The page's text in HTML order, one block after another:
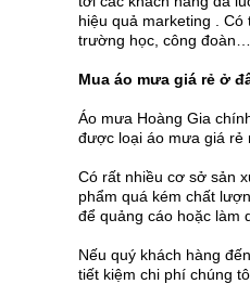
hiệu quả marketing .
trường học, công đoàn….
Mua áo mưa giá rẻ ở
Áo mưa Hoàng Gia
được loại áo mưa giá rẻ
Có rất nhiều cơ sở sản
phẩm quá kém chất
để quảng cáo hoặc làm
Nếu quý khách hàng
tiết kiệm chi phí chúng